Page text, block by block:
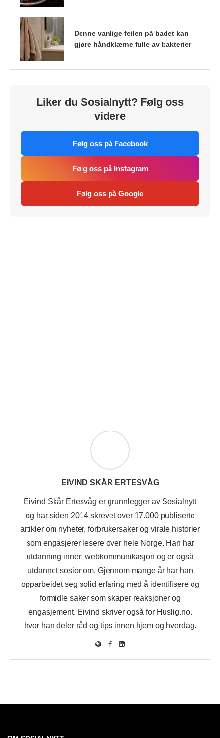
Denne vanlige feilen på badet kan
gjøre håndklærne fulle av bakterier
Liker du Sosialnytt? Følg oss
videre
Følg oss på Facebook
Følg oss på Instagram
Følg oss på Google
EIVIND SKÅR ERTESVÅG
Eivind Skår Ertesvåg er grunnlegger av Sosialnytt
og har siden 2014 skrevet over 17.000 publiserte
artikler om nyheter, forbrukersaker og virale historier
som engasjerer lesere over hele Norge. Han har
utdanning innen webkommunikasjon og er også
utdannet sosionom. Gjennom mange år har han
opparbeidet seg solid erfaring med å identifisere og
formidle saker som skaper reaksjoner og
engasjement. Eivind skriver også for Huslig.no,
hvor han deler råd og tips innen hjem og hverdag.